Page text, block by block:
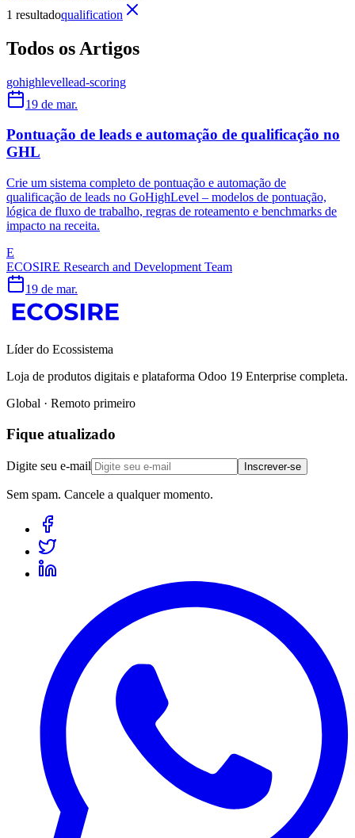
1 resultadoqualification
Todos os Artigos
gohighlevellead-scoring
19 de mar.
Pontuação de leads e automação de qualificação no
GHL
Crie um sistema completo de pontuação e automação de
qualificação de leads no GoHighLevel – modelos de pontuação,
lógica de fluxo de trabalho, regras de roteamento e benchmarks de
impacto na receita.
E
ECOSIRE Research and Development Team
19 de mar.
Líder do Ecossistema
Loja de produtos digitais e plataforma Odoo 19 Enterprise completa.
Global · Remoto primeiro
Fique atualizado
Digite seu e-mail Inscrever-se
Sem spam. Cancele a qualquer momento.